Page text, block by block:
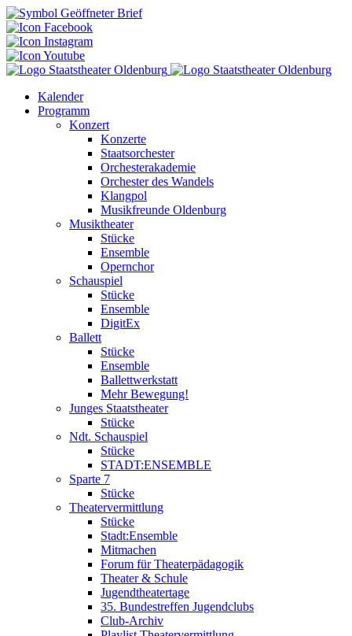
Kalender
Programm
Konzert
Konzerte
Staatsorchester
Orchesterakademie
Orchester des Wandels
Klangpol
Musikfreunde Oldenburg
Musiktheater
Stücke
Ensemble
Opernchor
Schauspiel
Stücke
Ensemble
DigitEx
Ballett
Stücke
Ensemble
Ballettwerkstatt
Mehr Bewegung!
Junges Staatstheater
Stücke
Ndt. Schauspiel
Stücke
STADT:ENSEMBLE
Sparte 7
Stücke
Theatervermittlung
Stücke
Stadt:Ensemble
Mitmachen
Forum für Theaterpädagogik
Theater & Schule
Jugendtheatertage
35. Bundestreffen Jugendclubs
Club-Archiv